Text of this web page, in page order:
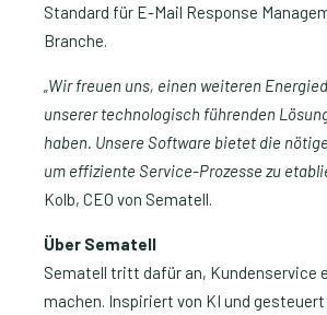
Standard für E-Mail Response
Branche.
„Wir freuen uns, einen weiteren
unserer technologisch führenden
haben. Unsere Software bietet die
um effiziente Service-Prozesse zu
Kolb, CEO von Sematell.
Über Sematell
Sematell tritt dafür an, Kundenservice
machen. Inspiriert von KI und gesteuert